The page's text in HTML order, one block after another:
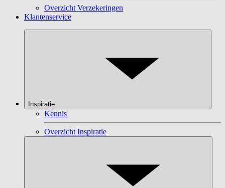
Overzicht Verzekeringen
Klantenservice
Inspiratie
Kennis
Overzicht Inspiratie